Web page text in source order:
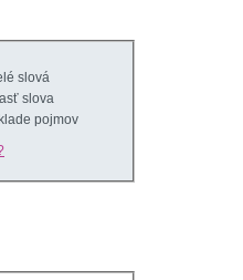
slová
slova
pojmov